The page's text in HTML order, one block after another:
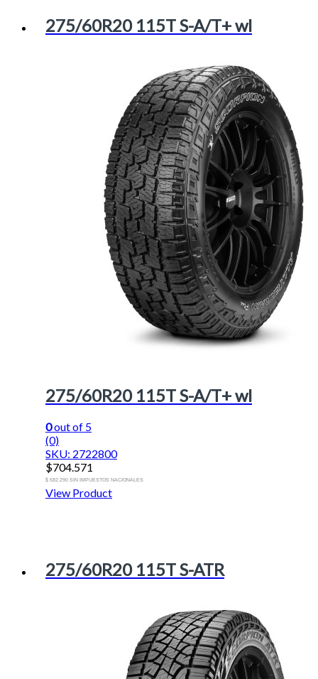
275/60R20 115T S-A/T+ wl
275/60R20 115T S-A/T+ wl
0out of 5
(0)
SKU: 2722800
$704.571
$ 582.290 SIN IMPUESTOS NACIONALES
View Product
275/60R20 115T S-ATR